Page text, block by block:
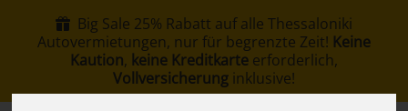
Big Sale 25% Rabatt auf alle Thessaloniki
Autovermietungen, nur für begrenzte Zeit! Keine
Kaution, keine Kreditkarte erforderlich,
Vollversicherung inklusive!